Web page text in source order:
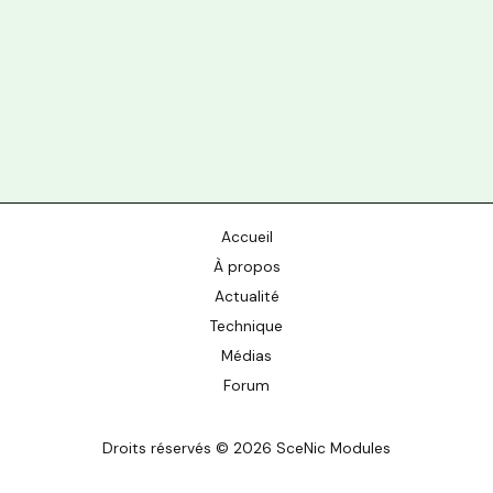
Accueil
À propos
Actualité
Technique
Médias
Forum
Droits réservés © 2026 SceNic Modules